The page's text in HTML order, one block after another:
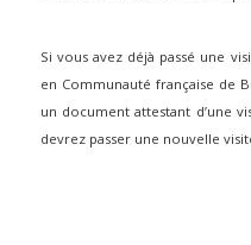
Si vous avez déjà passé une
en Communauté française de
un document attestant d’une
devrez passer une nouvelle